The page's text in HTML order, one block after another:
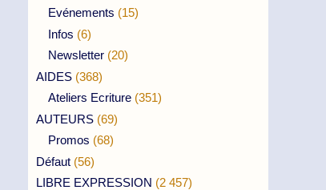
Evénements (15)
Infos (6)
Newsletter (20)
AIDES (368)
Ateliers Ecriture (351)
AUTEURS (69)
Promos (68)
Défaut (56)
LIBRE EXPRESSION (2 457)